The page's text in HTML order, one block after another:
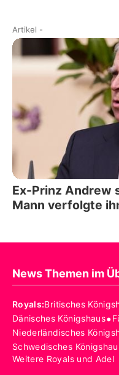
Artikel -
Ex-Prinz Andrew
Mann verfolgte
News Themen im
Royals:Britisches
Dänisches Königshaus•
Niederländisches
Schwedisches
Weitere Royals und Adel